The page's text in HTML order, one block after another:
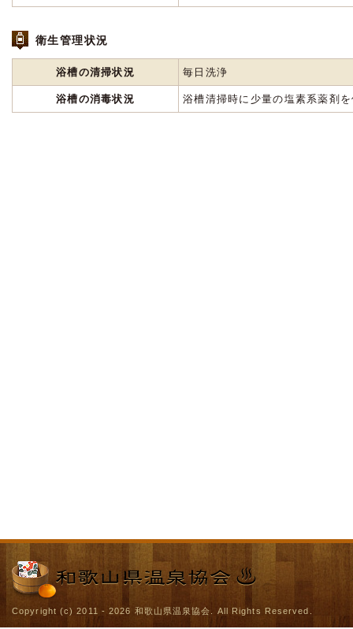
衛生管理状況
浴槽の清掃状況 毎日洗浄
浴槽の消毒状況 浴槽清掃時に少量の塩素系薬剤
Copyright (c) 2011 - 2026 和歌山県温泉協会 . All Rights Reserved.